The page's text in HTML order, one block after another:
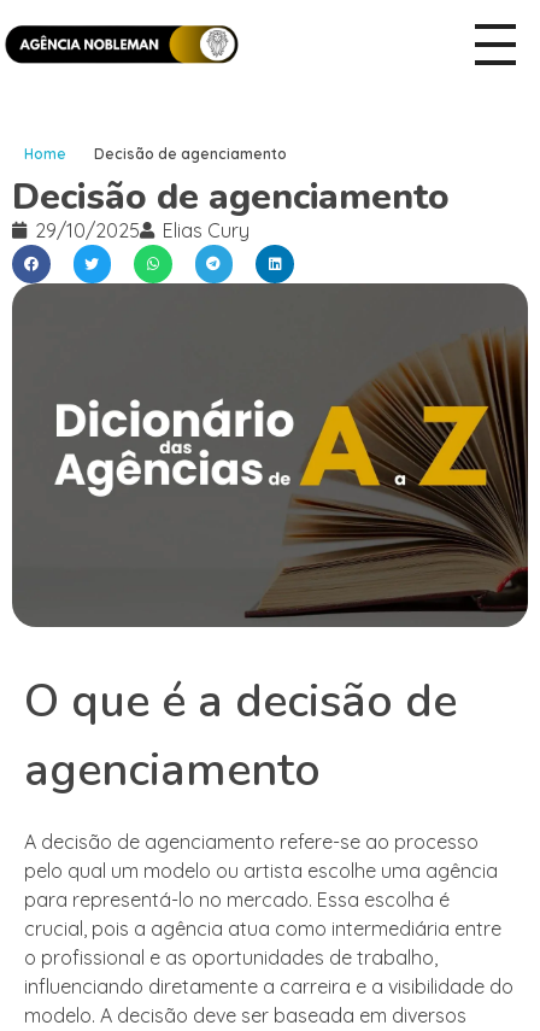
Home Decisão de agenciamento
Decisão de agenciamento
29/10/2025 Elias Cury
O que é a decisão de
agenciamento
A decisão de agenciamento refere-se ao processo
pelo qual um modelo ou artista escolhe uma agência
para representá-lo no mercado. Essa escolha é
crucial, pois a agência atua como intermediária entre
o profissional e as oportunidades de trabalho,
influenciando diretamente a carreira e a visibilidade do
modelo. A decisão deve ser baseada em diversos